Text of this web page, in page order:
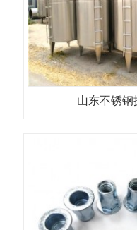
山东不锈钢